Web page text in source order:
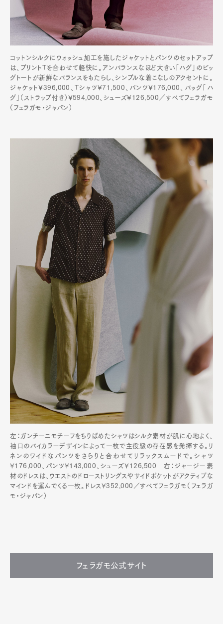
コットンシルクにウォッシュ加工を施したジャケットとパンツのセットアップ
は、プリントTを合わせて軽快に。アンバランスなほど大きい「ハグ」のビッ
グトートが新鮮なバランスをもたらし、シンプルな着こなしのアクセントに。
ジャケット¥396,000、Tシャツ¥71,500、パンツ¥176,000、バッグ「ハ
グ」（ストラップ付き）¥594,000、シューズ¥126,500／すべてフェラガモ
（フェラガモ・ジャパン）
左：ガンチーニモチーフをちりばめたシャツはシルク素材が肌に心地よく、
袖口のバイカラーデザインによって一枚で主役級の存在感を発揮する。リ
ネンのワイドなパンツをさらりと合わせてリラックスムードで。シャツ
¥176,000、パンツ¥143,000、シューズ¥126,500 右：ジャージー素
材のドレスは、ウエストのドローストリングスやサイドポケットがアクティブな
マインドを運んでくる一枚。ドレス¥352,000／すべてフェラガモ（フェラガ
モ・ジャパン）
フェラガモ公式サイト